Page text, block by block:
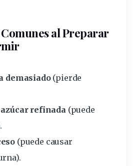
Comunes al Preparar
demasiado(pierde
refinada (puede
(puede causar